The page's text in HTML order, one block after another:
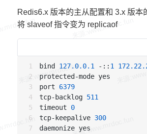
1869:M 03 Feb 12:18 :49.919
1869:M 03 Feb 12:18:
1872:C 03 Feb 12:18:49.922 *
1872 :C 03 Feb 12 : 18 49.922
1869:M 03 Feb 12:18
1869 :M 03
Redis6.x 版本的主从配置和 3.x 版本
将 slaveof 指令变为 replicaof
bind 127.0.0.1 -:: 1 172.22
protected-mode yes
port 6379
tcp-backlog 511
timeout 0
tcp-keepalive 300
daemonize yes